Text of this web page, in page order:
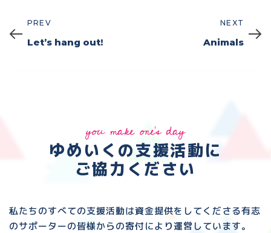
Prev
PREV
Let’s hang out!
NextNEXT
Animals
you make one's day
ゆめいくの支援活動に
ご協力ください
私たちのすべての支援活動は資金提供をしてくださる有志
のサポーターの皆様からの寄付により運営しています。